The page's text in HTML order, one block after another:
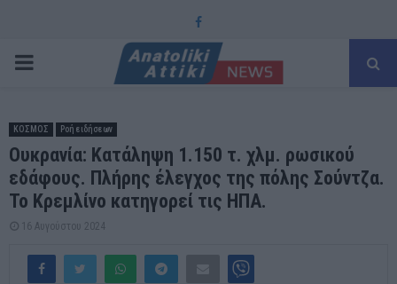
Facebook
PRIMARY
ΚΟΣΜΟΣ Ροή ειδήσεων
Ουκρανία: Κατάληψη 1.150 τ. χλμ. ρωσικού
εδάφους. Πλήρης έλεγχος της πόλης Σούντζα.
Το Κρεμλίνο κατηγορεί τις ΗΠΑ.
16 Αυγούστου 2024